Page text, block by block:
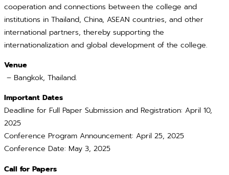
cooperation and connections between the college and
institutions in Thailand, China, ASEAN countries, and other
international partners, thereby supporting the
internationalization and global development of the college.
Venue
– Bangkok, Thailand.
Important Dates
Deadline for Full Paper Submission and Registration: April 10,
2025
Conference Program Announcement: April 25, 2025
Conference Date: May 3, 2025
Call for Papers